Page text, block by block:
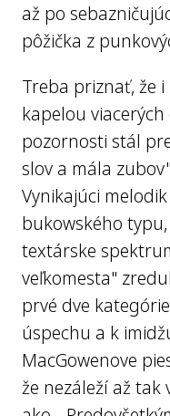
až po
pôžička z
Treba priznať, že
kapelou
pozornosti stál
slov a mála
Vynikajúci
bukowského
textárske
veľkomesta"
prvé dve
úspechu a k
MacGowenove
že nezáleží až tak